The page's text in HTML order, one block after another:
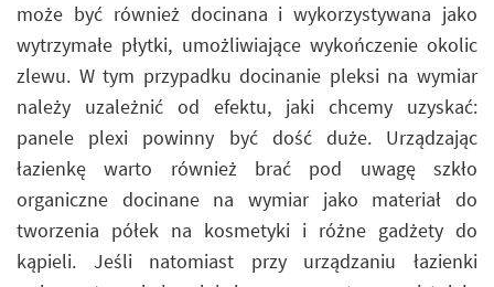
może być również docinana i wykorzystywana jako
wytrzymałe płytki, umożliwiające wykończenie okolic
zlewu. W tym przypadku docinanie pleksi na wymiar
należy uzależnić od efektu, jaki chcemy uzyskać:
panele plexi powinny być dość duże. Urządzając
łazienkę warto również brać pod uwagę szkło
organiczne docinane na wymiar jako materiał do
tworzenia półek na kosmetyki i różne gadżety do
kąpieli. Jeśli natomiast przy urządzaniu łazienki